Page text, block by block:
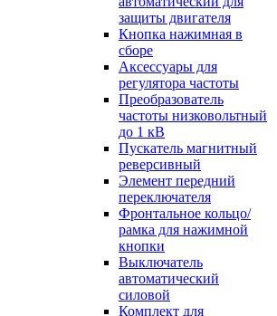
защиты двигателя
Кнопка нажимная в
сборе
Аксессуары для
регулятора частоты
Преобразователь
частоты низковольтный
до 1 кВ
Пускатель магнитный
реверсивный
Элемент передний
переключателя
Фронтальное кольцо/
рамка для нажимной
кнопки
Выключатель
автоматический
силовой
Комплект для